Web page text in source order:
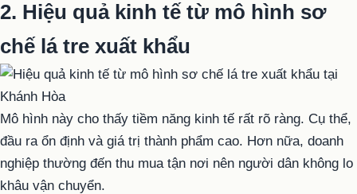
2. Hiệu quả kinh tế từ mô hình sơ
chế lá tre xuất khẩu
Mô hình này cho thấy tiềm năng kinh tế rất rõ ràng. Cụ thể,
đầu ra ổn định và giá trị thành phẩm cao. Hơn nữa, doanh
nghiệp thường đến thu mua tận nơi nên người dân không lo
khâu vận chuyển.